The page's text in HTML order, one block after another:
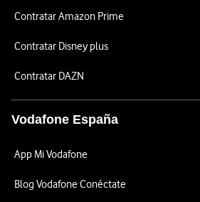
Contratar Amazon Prime
Contratar Disney plus
Contratar DAZN
Vodafone España
App Mi Vodafone
Blog Vodafone Conéctate